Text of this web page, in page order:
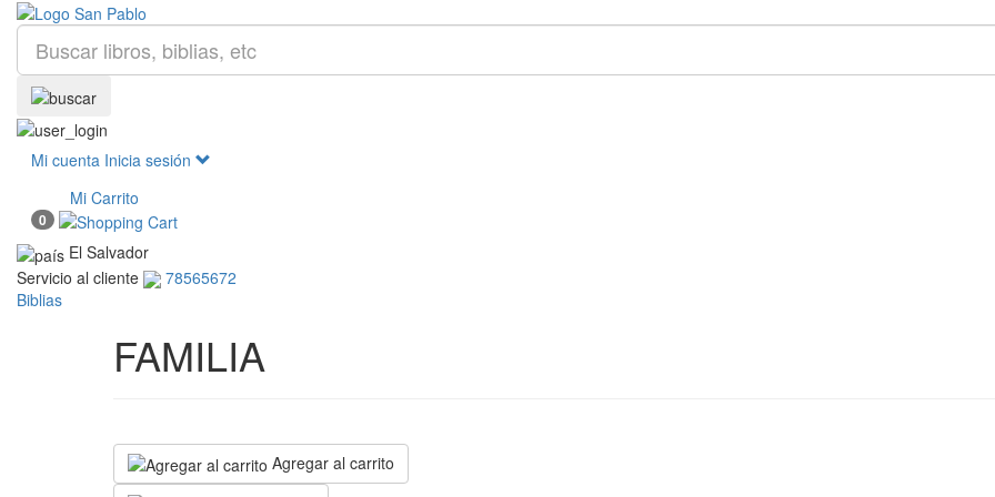
Mi cuenta Inicia sesión
Mi Carrito
0
El Salvador
Servicio al cliente
78565672
Biblias
FAMILIA
Agregar al carrito